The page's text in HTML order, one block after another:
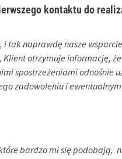
kontaktu do
tak naprawdę nasze
otrzymuje informację,
spostrzeżeniami odnośnie
zadowoleniu i
bardzo mi się podobają,